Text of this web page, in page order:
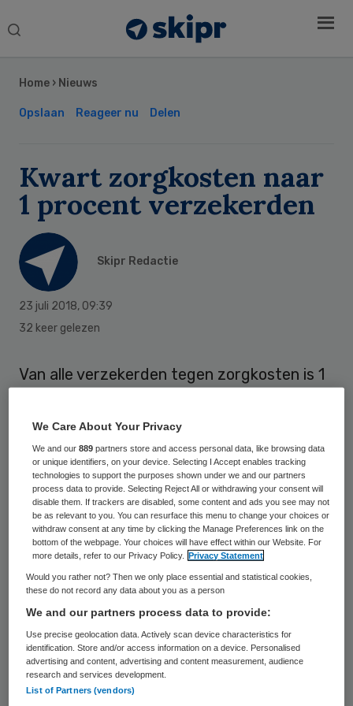
Search
Home › Nieuws
Opslaan Reageer nu Delen
Kwart zorgkosten naar
1 procent verzekerden
Skipr Redactie
23 juli 2018, 09:39
32 keer gelezen
Van alle verzekerden tegen zorgkosten is 1
voor een kwart van het totale bedrag dat
er jaarlijks aan wordt gespendeerd. Dat
zegt Vektis na een analyse van de
gegevens over 2016.
Genoemde groep maakte gemiddeld bijna
61.000 euro per persoon op: 58 procent
daarvan ging op aan het ziekenhuis, 12
gezondheid en 11 procent aan verpleging. Er
waren in deze groep ook patiënten die
gemiddeld 700.000 euro aan zorgkosten
per persoon maakten. Het ging hier om 107
Sidebar
We Care About Your Privacy
We and our889 partners store and access personal data, like browsing data
or unique identifiers, on your device. Selecting I Accept enables tracking
technologies to support the purposes shown under we and our partners
process data to provide. Selecting Reject All or withdrawing your consent will
disable them. If trackers are disabled, some content and ads you see may not
be as relevant to you. You can resurface this menu to change your choices or
withdraw consent at any time by clicking the Manage Preferences link on the
bottom of the webpage. Your choices will have effect within our Website. For
more details, refer to our Privacy Policy.
Privacy Statement
Would you rather not? Then we only place essential and statistical cookies,
these do not record any data about you as a person
We and our partners process data to provide:
Use precise geolocation data. Actively scan device characteristics for
identification. Store and/or access information on a device. Personalised
advertising and content, advertising and content measurement, audience
research and services development.
List of Partners (vendors)